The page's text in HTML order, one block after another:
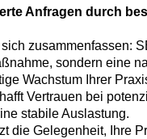
Anfragen durch
zusammenfassen:
sondern eine
Wachstum Ihrer
Vertrauen bei
stabile Auslastung.
die Gelegenheit, Ihre